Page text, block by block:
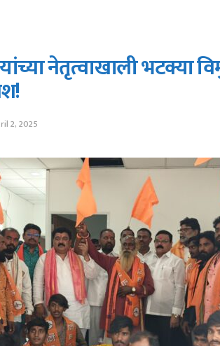
नेतृत्वाखाली भटक्या
2, 2025